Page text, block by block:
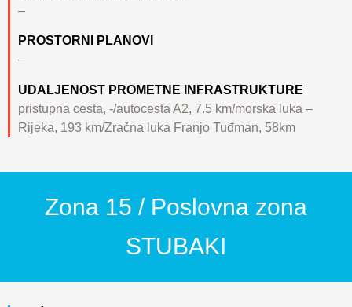
–
PROSTORNI PLANOVI
–
UDALJENOST PROMETNE INFRASTRUKTURE
pristupna cesta, -/autocesta A2, 7.5 km/morska luka –
Rijeka, 193 km/Zračna luka Franjo Tuđman, 58km
Zona 15 / Poslovna zona
STUBAKI